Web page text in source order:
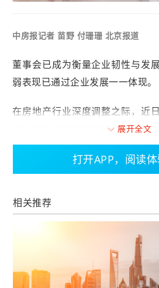
中房报记者 苗野 付珊珊 北京报道
董事会已成为衡量企业韧性与发
弱表现已通过企业发展一一体现。
在房地产行业深度调整之际，近
2024年已经发布年报的A股和H
据企业整体经营表现、应对风险
与多样性及未来发展潜能，通过
维度进行科学测算，研究推出了
企最佳董事会TOP30”榜单。
从各项数据指标来看，2024年房
者恒强”特征，在“2024年度中
TOP30”榜单中，央企、国企及混
展开全文
打开APP，阅读
相关推荐